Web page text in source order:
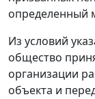
определенный
Из условий
общество
организации
объекта и